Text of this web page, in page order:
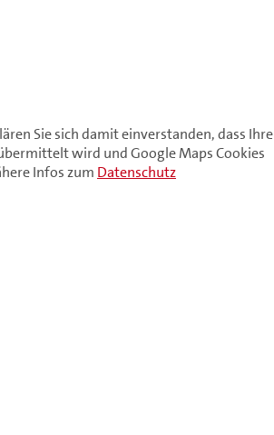
Sie sich damit einverstanden, dass Ihre
Infos zum Datenschutz